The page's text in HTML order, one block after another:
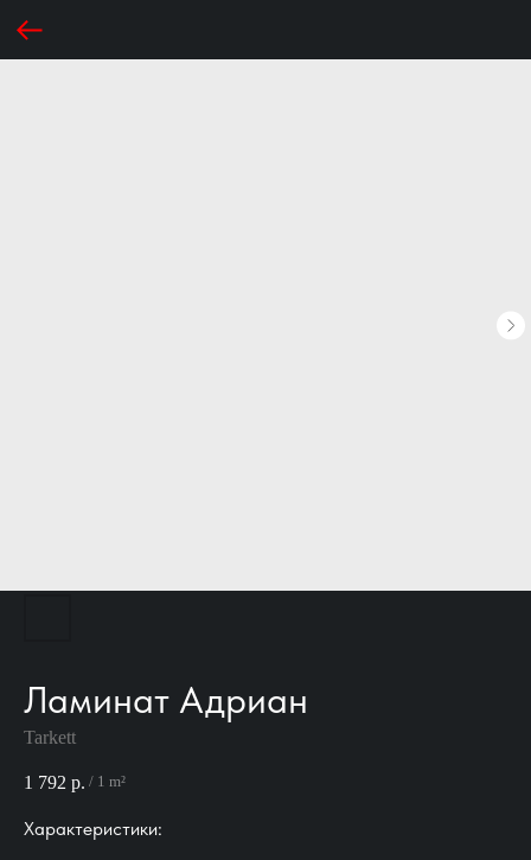
Ламинат Адриан
Tarkett
1 792 р. / 1 m²
Характеристики: